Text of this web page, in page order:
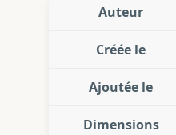
Auteur
Créée le
Ajoutée le
Dimensions